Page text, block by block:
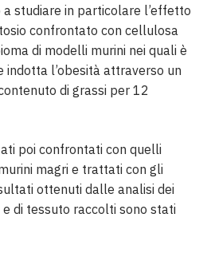
studiare in particolare l’effetto
confrontato con cellulosa
di modelli murini nei quali è
l’obesità attraverso un
di grassi per 12
poi confrontati con quelli
magri e trattati con gli
ottenuti dalle analisi dei
di tessuto raccolti sono stati